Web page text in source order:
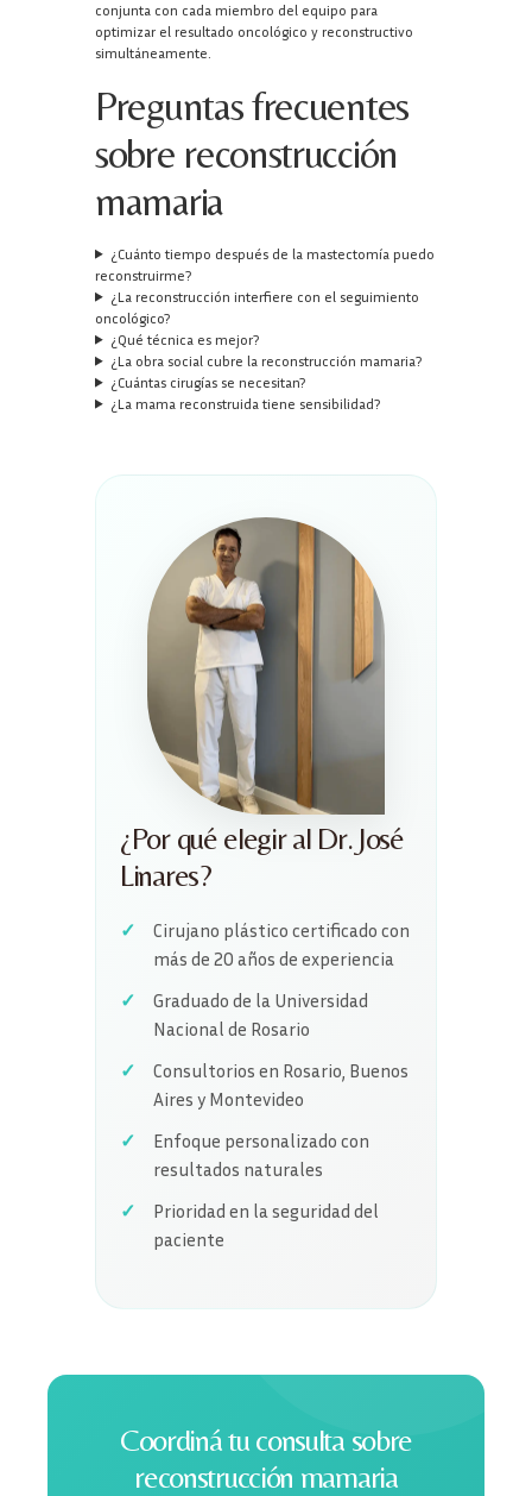
conjunta con cada miembro del equipo para
optimizar el resultado oncológico y reconstructivo
simultáneamente.
Preguntas frecuentes
sobre reconstrucción
mamaria
¿Cuánto tiempo después de la mastectomía puedo
reconstruirme?
¿La reconstrucción interfiere con el seguimiento
oncológico?
¿Qué técnica es mejor?
¿La obra social cubre la reconstrucción mamaria?
¿Cuántas cirugías se necesitan?
¿La mama reconstruida tiene sensibilidad?
¿Por qué elegir al Dr. José
Linares?
Cirujano plástico certificado con
más de 20 años de experiencia
Graduado de la Universidad
Nacional de Rosario
Consultorios en Rosario, Buenos
Aires y Montevideo
Enfoque personalizado con
resultados naturales
Prioridad en la seguridad del
paciente
Coordiná tu consulta sobre
reconstrucción mamaria